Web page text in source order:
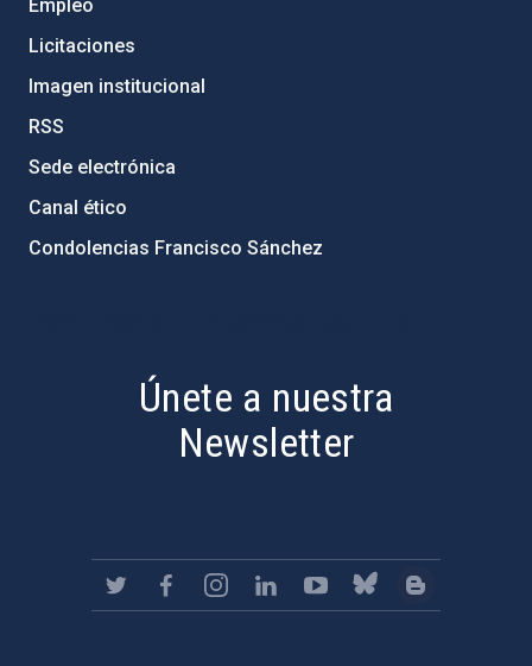
Empleo
Licitaciones
Imagen institucional
RSS
Sede electrónica
Canal ético
Condolencias Francisco Sánchez
Únete a nuestra
Newsletter